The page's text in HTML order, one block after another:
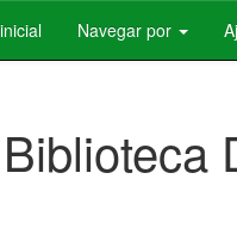
Navegar por
Biblioteca